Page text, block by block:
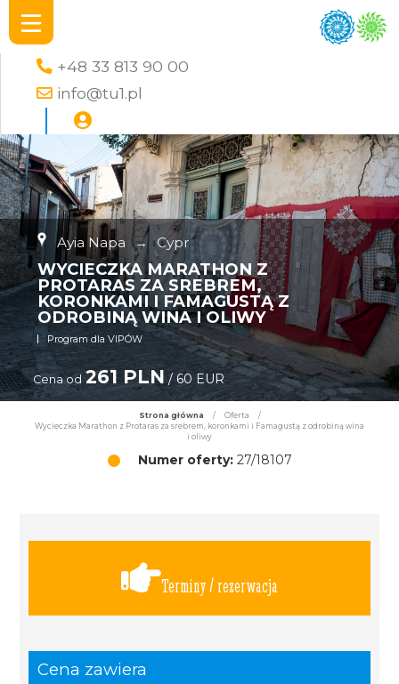
+48 33 813 90 00
info@tu1.pl
Ayia Napa → Cypr
WYCIECZKA MARATHON Z
PROTARAS ZA SREBREM,
KORONKAMI I FAMAGUSTĄ Z
ODROBINĄ WINA I OLIWY
Program dla VIPÓW
Cena od 261 PLN/ 60 EUR
Strona główna / Oferta
/
Wycieczka Marathon z Protaras za srebrem, koronkami i Famagustą z odrobiną wina
i oliwy
Numer oferty:27/18107
Terminy / rezerwacja
Cena zawiera